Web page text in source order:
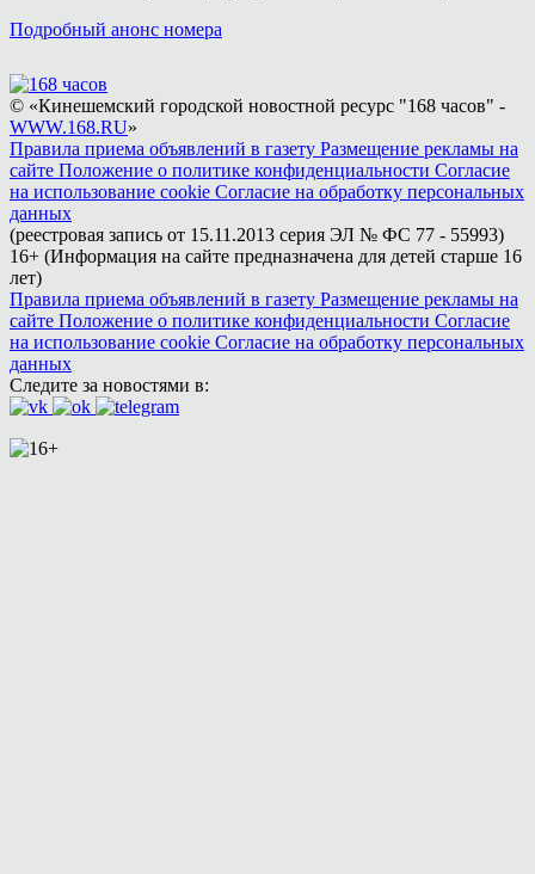
Подробный анонс номера
© «Кинешемский городской новостной ресурс "168 часов" -
WWW.168.RU»
Правила приема объявлений в газету Размещение рекламы на
сайте Положение о политике конфиденциальности Согласие
на использование cookie Согласие на обработку персональных
данных
(реестровая запись от 15.11.2013 серия ЭЛ № ФС 77 - 55993)
16+ (Информация на сайте предназначена для детей старше 16
лет)
Правила приема объявлений в газету Размещение рекламы на
сайте Положение о политике конфиденциальности Согласие
на использование cookie Согласие на обработку персональных
данных
Следите за новостями в: